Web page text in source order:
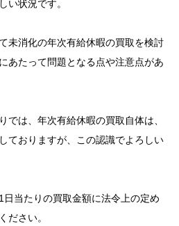
い状況です。
未消化の年次有給休暇の買取を検討
あたって問題となる点や注意点があ
では、年次有給休暇の買取自体は、
ておりますが、この認識でよろしい
日当たりの買取金額に法令上の定め
ださい。